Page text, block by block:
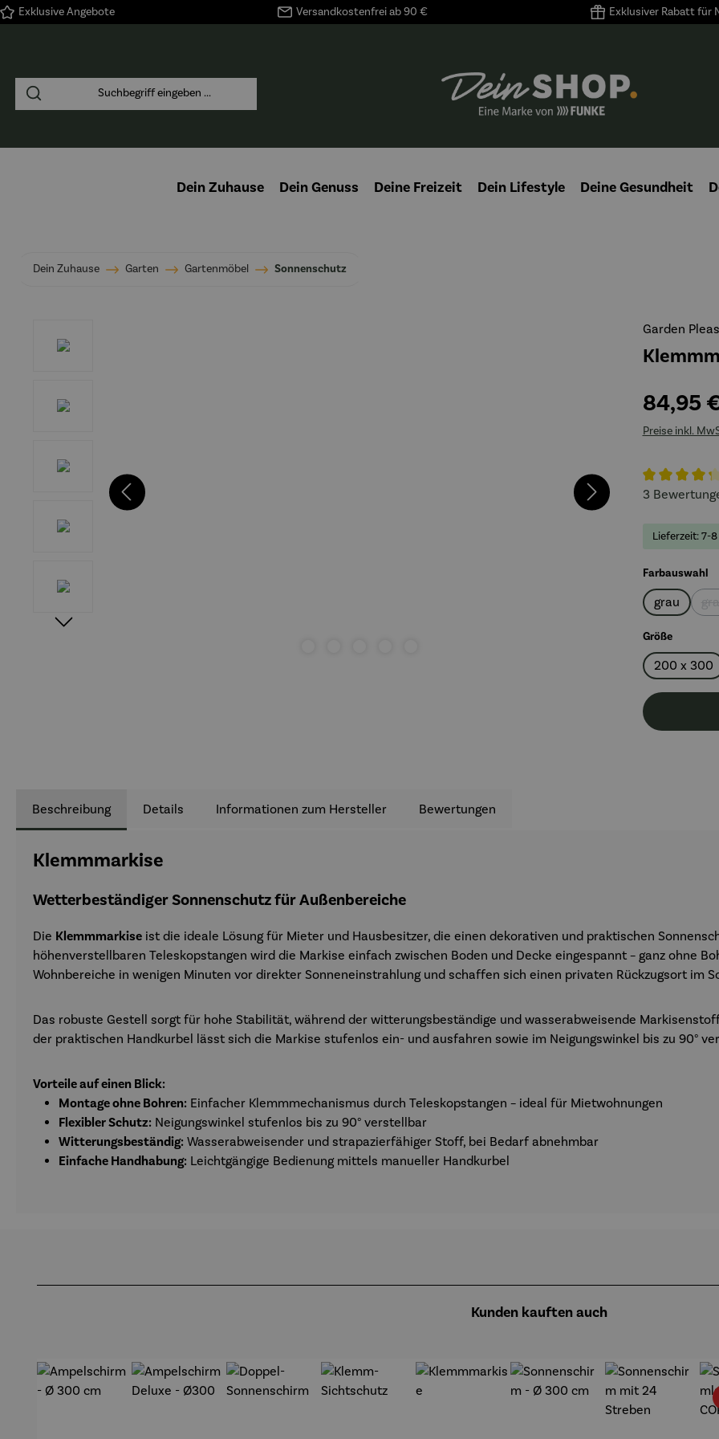
Zur Hauptnavigation springen
Exklusive Angebote Versandkostenfrei ab 90 € Exklusiver Rabatt für
Dein Zuhause Dein Genuss Deine Freizeit Dein Lifestyle Deine Gesundheit
Dein Zuhause Garten Gartenmöbel Sonnenschutz
Garden
84,95
Preise inkl.
3
Lieferzeit: 7-8
Farbauswahl
grau
Größe
200 x 300
Beschreibung Details Informationen zum Hersteller Bewertungen
Klemmmarkise
Wetterbeständiger Sonnenschutz für Außenbereiche
Die Klemmmarkise ist die ideale Lösung für Mieter und Hausbesitzer, die einen dekorativen und praktischen
höhenverstellbaren Teleskopstangen wird die Markise einfach zwischen Boden und Decke eingespannt – ganz ohne
Wohnbereiche in wenigen Minuten vor direkter Sonneneinstrahlung und schaffen sich einen privaten Rückzugsort im
Das robuste Gestell sorgt für hohe Stabilität, während der witterungsbeständige und wasserabweisende
der praktischen Handkurbel lässt sich die Markise stufenlos ein- und ausfahren sowie im Neigungswinkel bis zu 90°
Vorteile auf einen Blick:
Montage ohne Bohren: Einfacher Klemmmechanismus durch Teleskopstangen – ideal für Mietwohnungen
Flexibler Schutz: Neigungswinkel stufenlos bis zu 90° verstellbar
Witterungsbeständig: Wasserabweisender und strapazierfähiger Stoff, bei Bedarf abnehmbar
Einfache Handhabung: Leichtgängige Bedienung mittels manueller Handkurbel
Kunden kauften auch